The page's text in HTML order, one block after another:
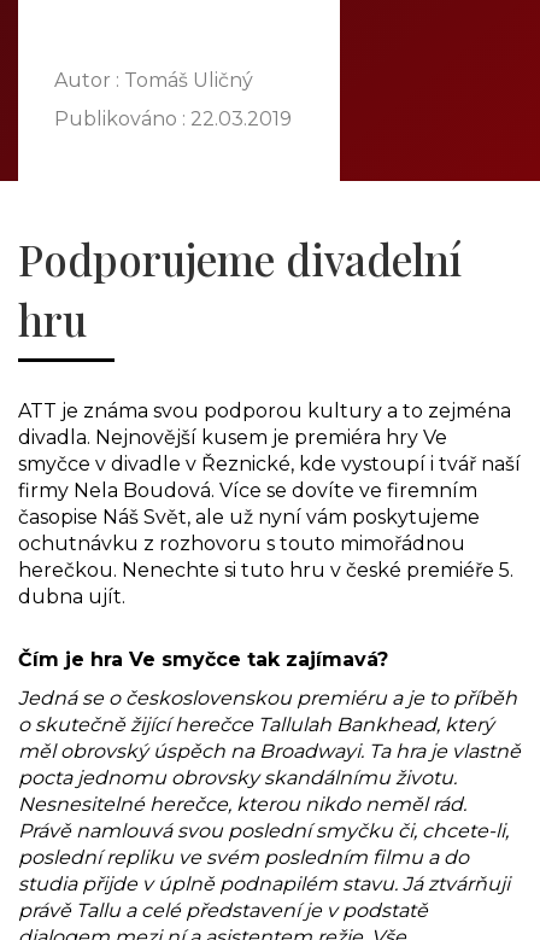
POBOČKY
KONTAKT
Autor : Tomáš Uličný
Publikováno : 22.03.2019
Podporujeme divadelní
hru
ATT je známa svou podporou kultury a to zejména
divadla. Nejnovější kusem je premiéra hry Ve
smyčce v divadle v Řeznické, kde vystoupí i tvář naší
firmy Nela Boudová. Více se dovíte ve firemním
časopise Náš Svět, ale už nyní vám poskytujeme
ochutnávku z rozhovoru s touto mimořádnou
herečkou. Nenechte si tuto hru v české premiéře 5.
dubna ujít.
Čím je hra Ve smyčce tak zajímavá?
Jedná se o československou premiéru a je to příběh
o skutečně žijící herečce Tallulah Bankhead, který
měl obrovský úspěch na Broadwayi. Ta hra je vlastně
pocta jednomu obrovsky skandálnímu životu.
Nesnesitelné herečce, kterou nikdo neměl rád.
Právě namlouvá svou poslední smyčku či, chcete-li,
poslední repliku ve svém posledním filmu a do
studia přijde v úplně podnapilém stavu. Já ztvárňuji
právě Tallu a celé představení je v podstatě